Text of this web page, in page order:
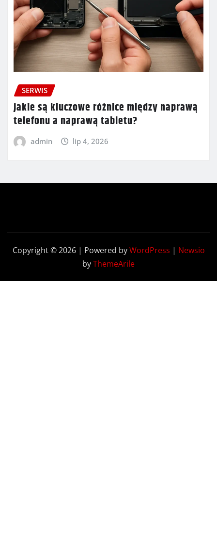
SERWIS
Jakie są kluczowe różnice między naprawą
telefonu a naprawą tabletu?
admin lip 4, 2026
Copyright © 2026 | Powered byWordPress | Newsio
byThemeArile